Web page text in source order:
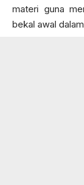
materi guna
bekal awal